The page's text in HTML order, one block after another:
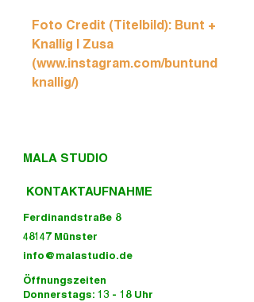
Foto Credit (Titelbild): Bunt +
Knallig I Zusa
(www.instagram.com/buntund
knallig/)
MALA STUDIO
KONTAKTAUFNAHME
Ferdinandstraße 8
48147 Münster
info@malastudio.de
Öffnungszeiten
Donnerstags: 13 - 18 Uhr